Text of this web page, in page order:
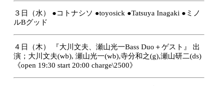
３日（水） ●コトナシソ ●toyosick ●Tatsuya Inagaki ●ミノ
ルBグッド
４日（木） 『大川文夫、瀬山光一Bass Duo＋ゲスト』
出
演；大川文夫(wb), 瀬山光一(wb),寺分和之(g),瀬山研二(ds)
《open 19:30 start 20:00 charge\2500》